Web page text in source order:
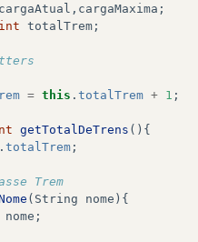
cargaAtual , cargaMaxima ;
int totalTrem ;
= this . totalTrem + 1 ;
getTotalDeTrens (){
. totalTrem ;
Trem
( String nome ){
nome ;